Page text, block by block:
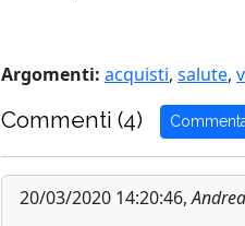
Argomenti: acquisti, salute,
Commenti (4)
20/03/2020 14:20:46,